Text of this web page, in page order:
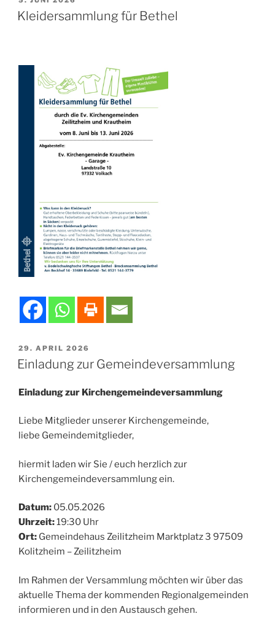
AM
Kleidersammlung für Bethel
VERÖFFENTLICHT
AM
29. APRIL 2026
Einladung zur Gemeindeversammlung
Einladung zur Kirchengemeindeversammlung
Liebe Mitglieder unserer Kirchengemeinde,
liebe Gemeindemitglieder,
hiermit laden wir Sie / euch herzlich zur
Kirchengemeindeversammlung ein.
Datum: 05.05.2026
Uhrzeit:19:30 Uhr
Ort: Gemeindehaus Zeilitzheim Marktplatz 3 97509
Kolitzheim – Zeilitzheim
Im Rahmen der Versammlung möchten wir über das
aktuelle Thema der kommenden Regionalgemeinden
informieren und in den Austausch gehen.